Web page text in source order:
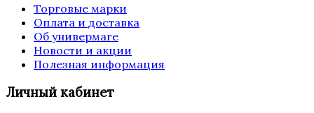
Торговые марки
Оплата и доставка
Об универмаге
Новости и акции
Полезная информация
Личный кабинет